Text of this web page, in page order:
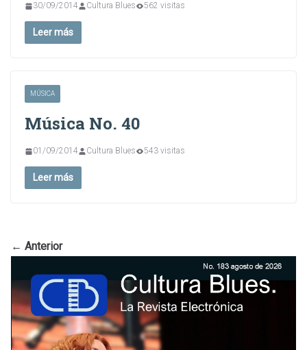
30/09/2014 Cultura Blues 562 visitas
Leer más
MÚSICA
Música No. 40
01/09/2014 Cultura Blues 543 visitas
Leer más
← Anterior